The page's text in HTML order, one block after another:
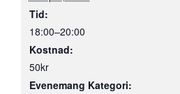
Tid:
18:00–20:00
Kostnad:
50kr
Evenemang Kategori: